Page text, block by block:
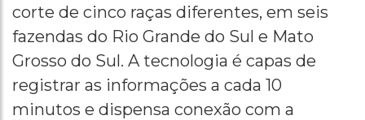
corte de cinco raças diferentes, em seis
fazendas do Rio Grande do Sul e Mato
Grosso do Sul. A tecnologia é capas de
registrar as informações a cada 10
minutos e dispensa conexão com a